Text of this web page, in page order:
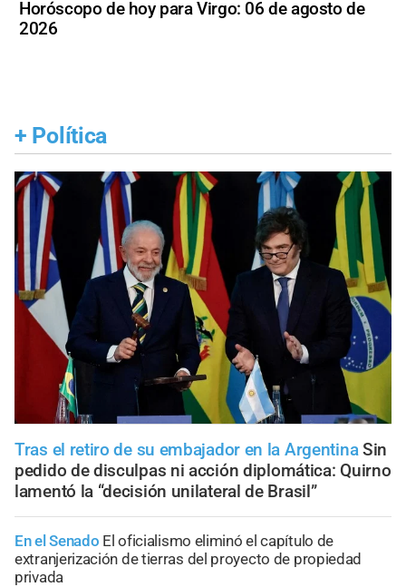
Horóscopo de hoy para Virgo: 06 de agosto de
2026
+ Política
Tras el retiro de su embajador en la Argentina Sin
pedido de disculpas ni acción diplomática: Quirno
lamentó la “decisión unilateral de Brasil”
En el Senado El oficialismo eliminó el capítulo de
extranjerización de tierras del proyecto de propiedad
privada